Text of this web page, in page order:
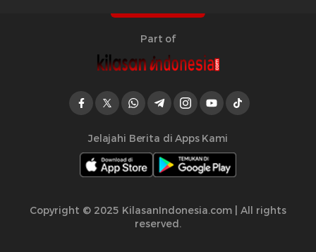
Part of
Jelajahi Berita di Apps Kami
Copyright © 2025 KilasanIndonesia.com | All rights
reserved.